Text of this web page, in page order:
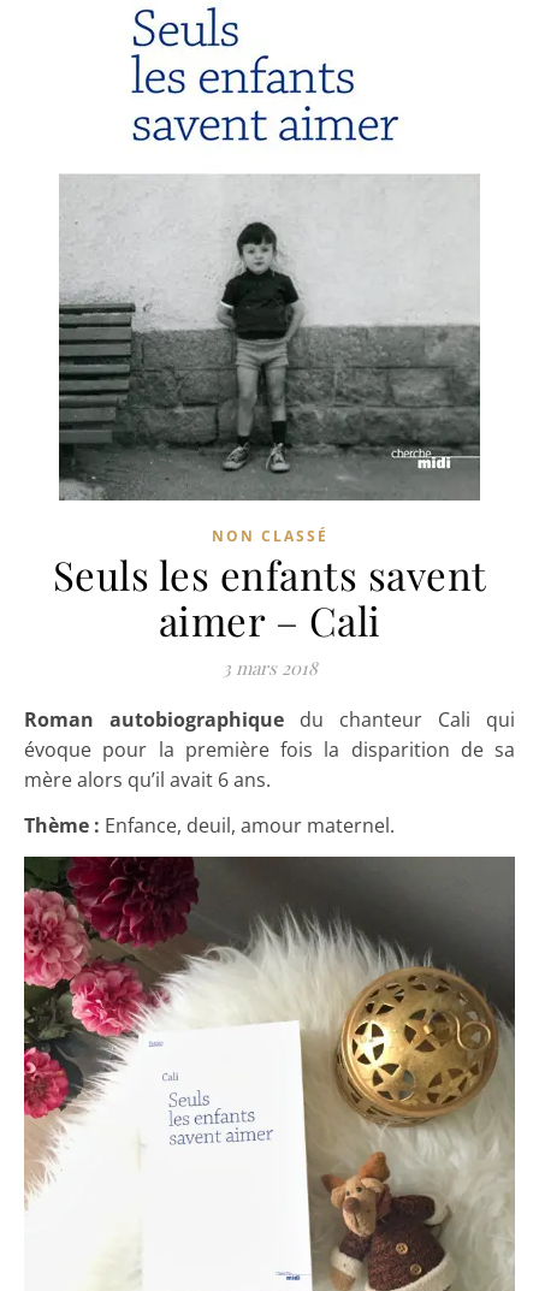
NON CLASSÉ
Seuls les enfants savent
aimer – Cali
3 mars 2018
Roman autobiographique du chanteur Cali qui
évoque pour la première fois la disparition de sa
mère alors qu’il avait 6 ans.
Thème : Enfance, deuil, amour maternel.